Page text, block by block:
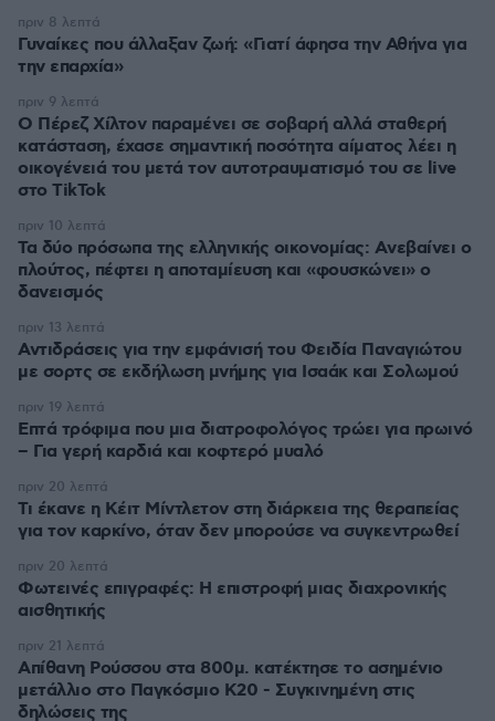
Γυναίκες που άλλαξαν ζωή: «Γιατί άφησα την Αθήνα για
την επαρχία»
πριν 8 λεπτά
Ο Πέρεζ Χίλτον παραμένει σε σοβαρή αλλά σταθερή
κατάσταση, έχασε σημαντική ποσότητα αίματος λέει η
οικογένειά του μετά τον αυτοτραυματισμό του σε live
στο TikTok
πριν 9 λεπτά
Τα δύο πρόσωπα της ελληνικής οικονομίας: Aνεβαίνει ο
πλούτος, πέφτει η αποταμίευση και «φουσκώνει» ο
δανεισμός
πριν 10 λεπτά
Αντιδράσεις για την εμφάνισή του Φειδία Παναγιώτου
με σορτς σε εκδήλωση μνήμης για Ισαάκ και Σολωμού
πριν 13 λεπτά
Επτά τρόφιμα που μια διατροφολόγος τρώει για πρωινό
– Για γερή καρδιά και κοφτερό μυαλό
πριν 19 λεπτά
Τι έκανε η Κέιτ Μίντλετον στη διάρκεια της θεραπείας
για τον καρκίνο, όταν δεν μπορούσε να συγκεντρωθεί
πριν 20 λεπτά
Φωτεινές επιγραφές: Η επιστροφή μιας διαχρονικής
αισθητικής
πριν 20 λεπτά
Απίθανη Ρούσσου στα 800μ. κατέκτησε το ασημένιο
μετάλλιο στο Παγκόσμιο Κ20 - Συγκινημένη στις
δηλώσεις της
πριν 21 λεπτά